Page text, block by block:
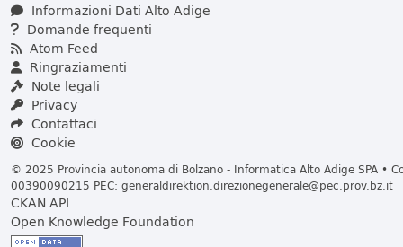
Informazioni Dati Alto Adige
Domande frequenti
Atom Feed
Ringraziamenti
Note legali
Privacy
Contattaci
Cookie
© 2025 Provincia autonoma di Bolzano - Informatica Alto Adige SPA •
00390090215 PEC: generaldirektion.direzionegenerale@pec.prov.bz.it
CKAN API
Open Knowledge Foundation